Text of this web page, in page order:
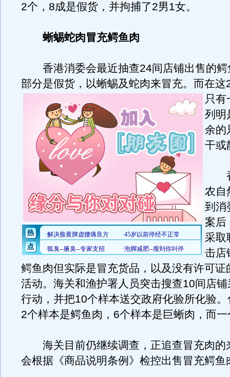
2个，8成是假货，并拘捕了2男1女。
蜥蜴蛇肉冒充鳄鱼肉
香港消委会最近抽查24间店铺出售的鳄
部分是假货，以蜥蜴及蛇肉来冒充。 而在这
只有
列明
余的
干或
香
农自
到消
案后
采取
击店
鳄鱼肉但实际是冒充货品，以及没有许可证
活动。海关和渔护署人员突击搜查10间店
行动，并把10个样本送交政府化验所化验
2个样本是鳄鱼肉，6个样本是巨蜥肉，而
海关目前仍继续调查，正追查冒充肉的
会根据《商品说明条例》检控出售冒充鳄鱼